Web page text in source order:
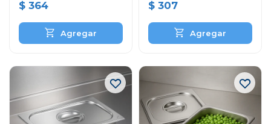
$ 364 $ 307